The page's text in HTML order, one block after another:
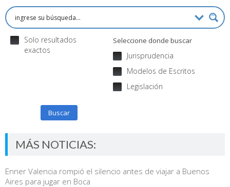
Solo resultados
exactos
Seleccione donde buscar
Jurisprudencia
Modelos de Escritos
Legislación
Buscar
MÁS NOTICIAS:
Enner Valencia rompió el silencio antes de viajar a Buenos
Aires para jugar en Boca